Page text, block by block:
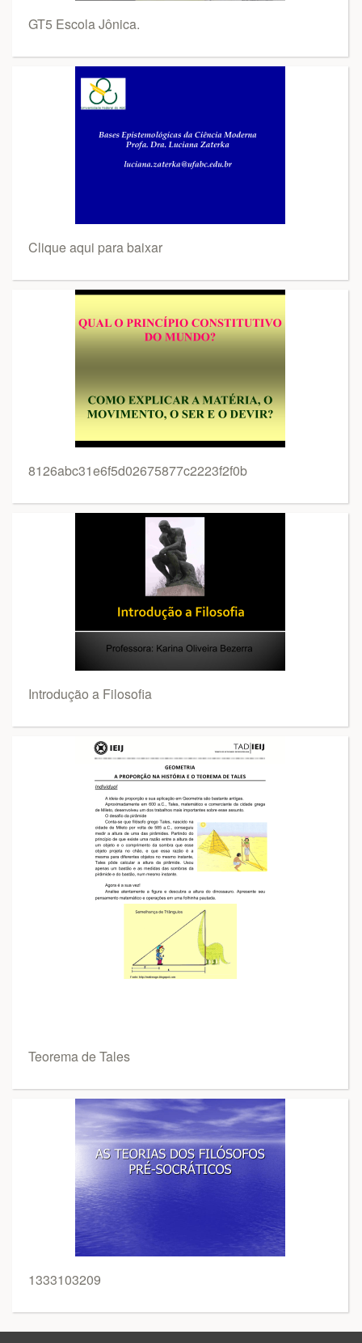
GT5 Escola Jônica.
Clique aqui para baixar
8126abc31e6f5d02675877c2223f2f0b
Introdução a Filosofia
Teorema de Tales
1333103209